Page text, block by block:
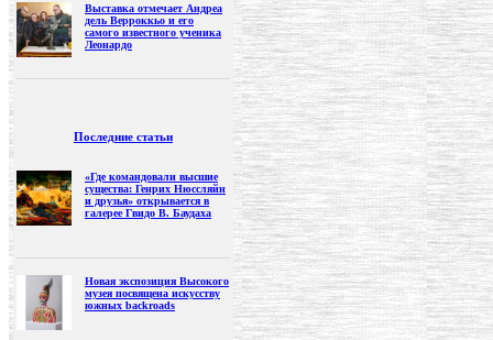
Выставка отмечает Андреа
дель Верроккьо и его
самого известного ученика
Леонардо
Последние статьи
«Где командовали высшие
существа: Генрих Нюссляйн
и друзья» открывается в
галерее Гвидо В. Баудаха
Новая экспозиция Высокого
музея посвящена искусству
южных backroads